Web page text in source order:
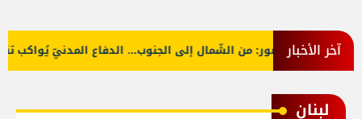
آخر الأخباربالصّور: من الشّمال إلى الجنوب... الدفاع المدنيّ يُواكب
لبنان